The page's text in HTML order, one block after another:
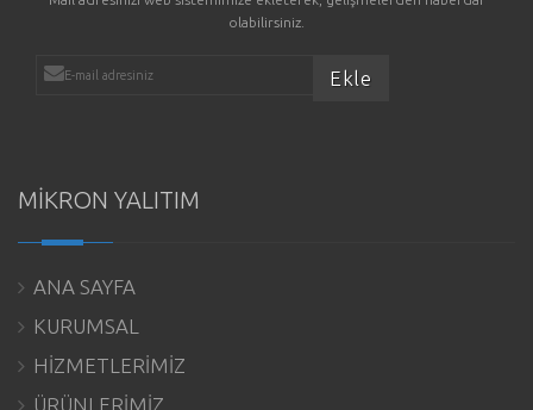
olabilirsiniz.
MİKRON YALITIM
ANA SAYFA
KURUMSAL
HİZMETLERİMİZ
ÜRÜNLERİMİZ